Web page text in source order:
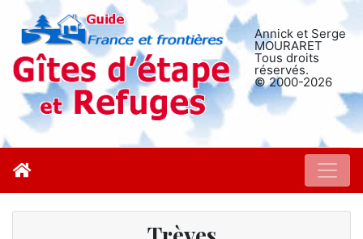
Annick et Serge
MOURARET
Tous droits
réservés.
© 2000-2026